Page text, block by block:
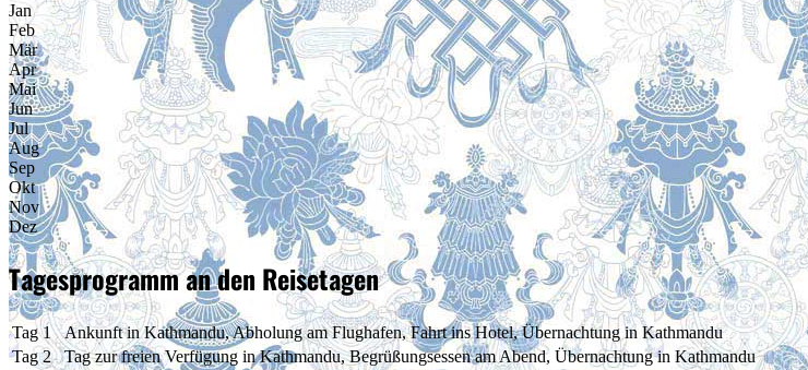
Jan
Feb
Mär
Apr
Mai
Jun
Jul
Aug
Sep
Okt
Nov
Dez
Tagesprogramm an den Reisetagen
Tag 1
Ankunft in Kathmandu, Abholung am Flughafen, Fahrt ins Hotel, Übernachtung in Kathmandu
Tag 2
Tag zur freien Verfügung in Kathmandu, Begrüßungsessen am Abend, Übernachtung in Kathmandu